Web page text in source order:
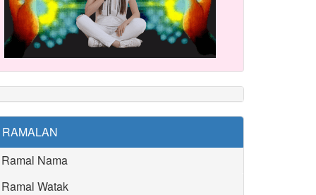
RAMALAN
Ramal Nama
Ramal Watak